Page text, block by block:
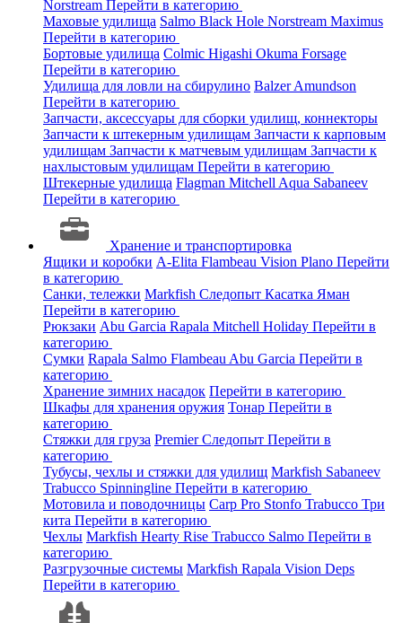
Norstream Перейти в категорию
Маховые удилища Salmo Black Hole Norstream Maximus
Перейти в категорию
Бортовые удилища Colmic Higashi Okuma Forsage
Перейти в категорию
Удилища для ловли на сбирулино BalzerAmundson
Перейти в категорию
Запчасти, аксессуары для сборки удилищ, коннекторы
Запчасти к штекерным удилищам Запчасти к карповым
удилищам Запчасти к матчевым удилищам Запчасти к
нахлыстовым удилищам Перейти в категорию
Штекерные удилища Flagman Mitchell Aqua Sabaneev
Перейти в категорию
Хранение и транспортировка
Ящики и коробки A-Elita Flambeau Vision Plano Перейти
в категорию
Санки, тележки Markfish Следопыт Касатка Яман
Перейти в категорию
Рюкзаки Abu Garcia Rapala Mitchell Holiday Перейти в
категорию
Сумки Rapala Salmo Flambeau Abu Garcia Перейти в
категорию
Хранение зимних насадок Перейти в категорию
Шкафы для хранения оружия Тонар Перейти в
категорию
Стяжки для груза PremierСледопыт Перейти в
категорию
Тубусы, чехлы и стяжки для удилищ Markfish Sabaneev
Trabucco Spinningline Перейти в категорию
Мотовила и поводочницы Carp Pro Stonfo Trabucco Три
кита Перейти в категорию
Чехлы Markfish Hearty Rise Trabucco Salmo Перейти в
категорию
Разгрузочные системы Markfish Rapala Vision Deps
Перейти в категорию